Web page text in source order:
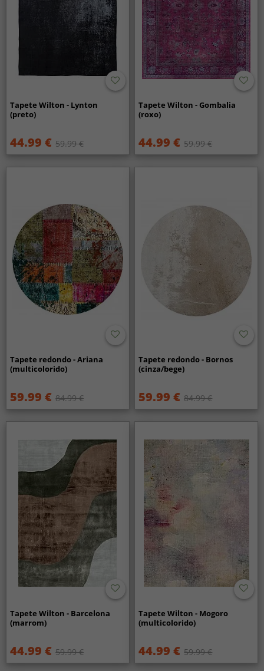
Tapete Wilton - Lynton
(preto)
44.99 € 59.99 €
Tapete Wilton - Gombalia
(roxo)
44.99 € 59.99 €
Tapete redondo - Ariana
(multicolorido)
59.99 € 84.99 €
Tapete redondo - Bornos
(cinza/bege)
59.99 € 84.99 €
Tapete Wilton - Barcelona
(marrom)
44.99 € 59.99 €
Tapete Wilton - Mogoro
(multicolorido)
44.99 € 59.99 €